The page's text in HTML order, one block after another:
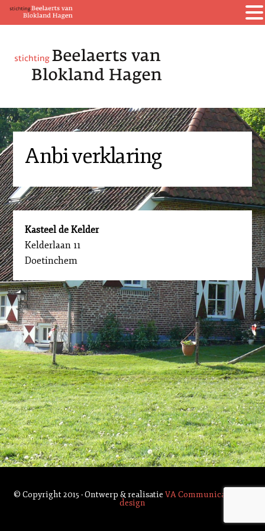
Anbi verklaring
Kasteel de Kelder
Kelderlaan 11
Doetinchem
© Copyright 2015 · Ontwerp & realisatie VA Communication by
design